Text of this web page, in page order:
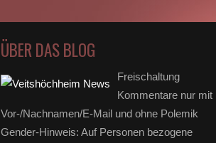
ÜBER DAS BLOG
Freischaltung
Kommentare nur mit
Vor-/Nachnamen/E-Mail und ohne Polemik
Gender-Hinweis: Auf Personen bezogene